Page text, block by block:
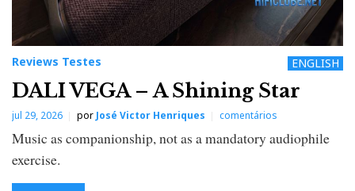
Reviews Testes ENGLISH
DALI VEGA – A Shining Star
jul 29, 2026 por José Victor Henriques comentários
Music as companionship, not as a mandatory audiophile
exercise.